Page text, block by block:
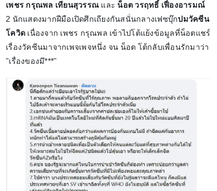
เพชร กรุณพล เทียนสุวรรณ และ น็อต วรฤทธิ์ เฟื่องอารมณ์
2 นักแสดงมากฝีมือเปิดศึกเถียงกันสนั่นกลางเฟซบุ๊กปมวัคซีน
โควิด เนื่องจาก เพชร กรุณพล เข้าไปโต้แย้งข้อมูลที่น็อตแชร์
เรื่องวัคซีนมาจากเพจเพจหนึ่ง จน น็อต โต้กลับเพื่อนรักมาว่า
"เรื่องของมึ***"